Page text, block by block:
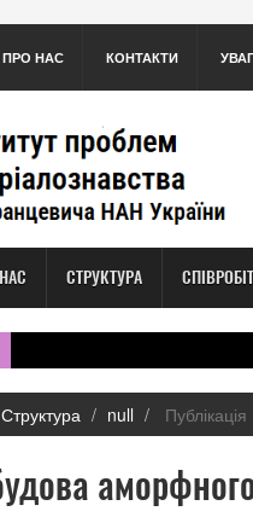
ПРО НАС КОНТАКТИ
СТРУКТУРА
Структура null Публікація